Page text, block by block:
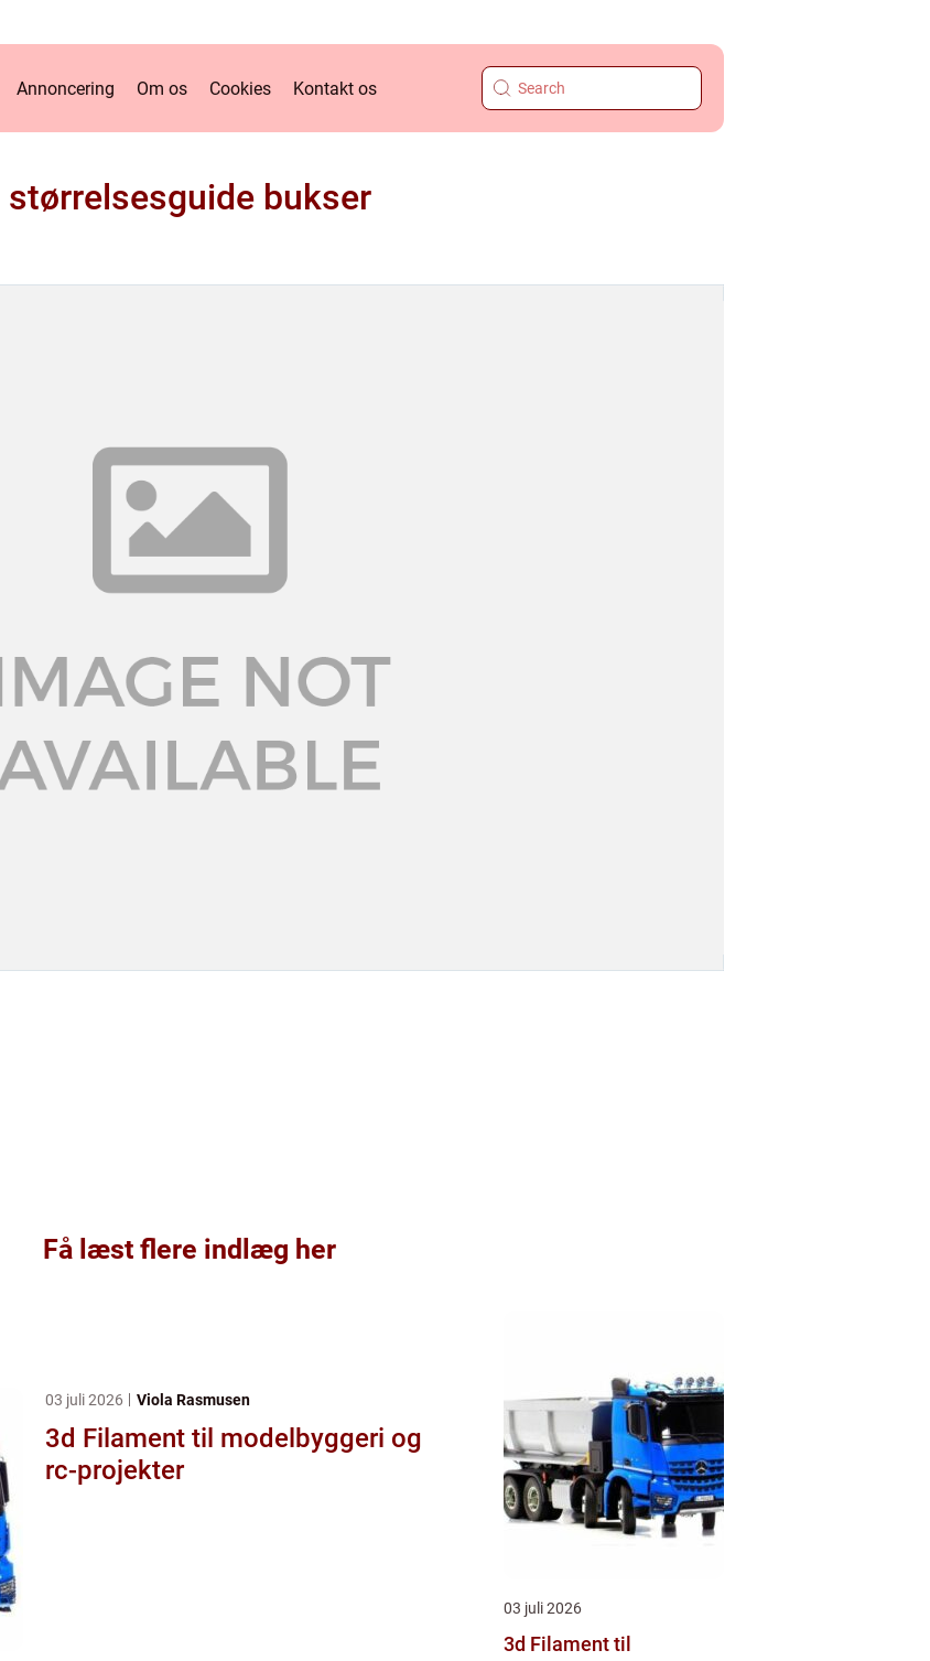
Annoncering Om os Cookies Kontakt os
størrelsesguide bukser
Få læst flere indlæg her
03 juli 2026 Viola Rasmusen
3d Filament til modelbyggeri og
rc-projekter
03 juli 2026
3d Filament til